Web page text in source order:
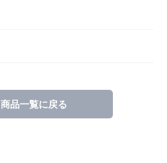
商品一覧に戻る